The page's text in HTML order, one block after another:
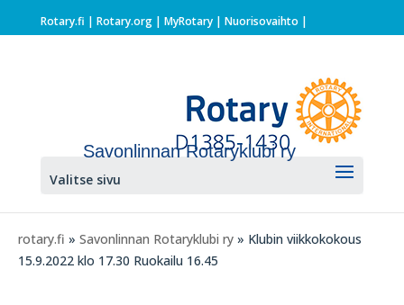
Rotary.fi | Rotary.org| MyRotary | Nuorisovaihto |
Savonlinnan Rotaryklubi ry
Valitse sivu
rotary.fi » Savonlinnan Rotaryklubi ry » Klubin viikkokokous
15.9.2022 klo 17.30 Ruokailu 16.45